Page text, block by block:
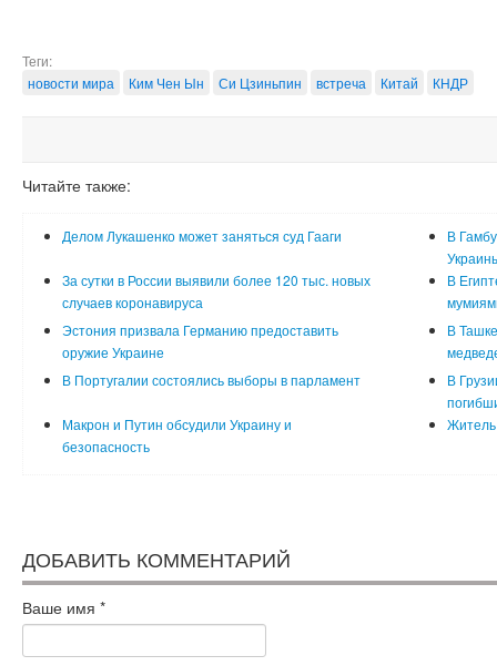
Теги:
новости мира
Ким Чен Ын Си Цзиньпин встреча Китай КНДР
Читайте также:
Делом Лукашенко может заняться суд Гааги
В
За сутки в России выявили более 120 тыс. новых
случаев коронавируса
В
Эстония призвала Германию предоставить
оружие Украине
В
В Португалии состоялись выборы в парламент
В
Макрон и Путин обсудили Украину и
безопасность
Житель
ДОБАВИТЬ КОММЕНТАРИЙ
Ваше имя *